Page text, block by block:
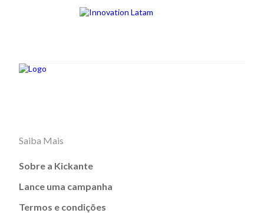
Saiba Mais
Sobre a Kickante
Lance uma campanha
Termos e condições